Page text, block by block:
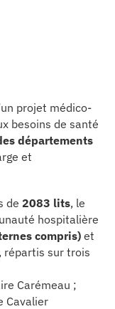
projet médico-
besoins de santé
départements
et
de 2083 lits, le
hospitalière
compris) et
, répartis sur trois
Carémeau ;
Cavalier